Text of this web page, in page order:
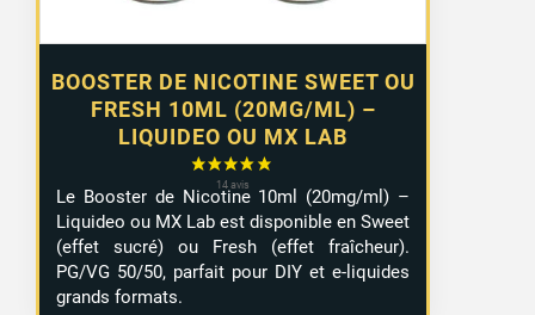
BOOSTER DE NICOTINE SWEET OU
FRESH 10ML (20MG/ML) –
LIQUIDEO OU MX LAB
Le Booster de Nicotine 10ml (20mg/ml) –
Liquideo ou MX Lab est disponible en Sweet
(effet sucré) ou Fresh (effet fraîcheur).
PG/VG 50/50, parfait pour DIY et e-liquides
grands formats.